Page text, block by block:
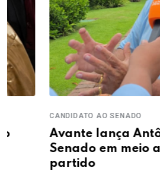
CANDIDATO AO SENADO
Avante lança Antônio
Senado em meio a
partido